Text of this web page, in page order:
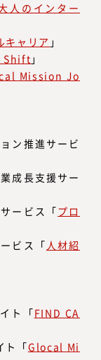
人のインター
キャリア 」
Shift 」
Mission Jo
ン推進サービ
成長支援サー
ービス「プロ
ビス「 人材紹
ト「FIND CA
ト「Glocal Mi